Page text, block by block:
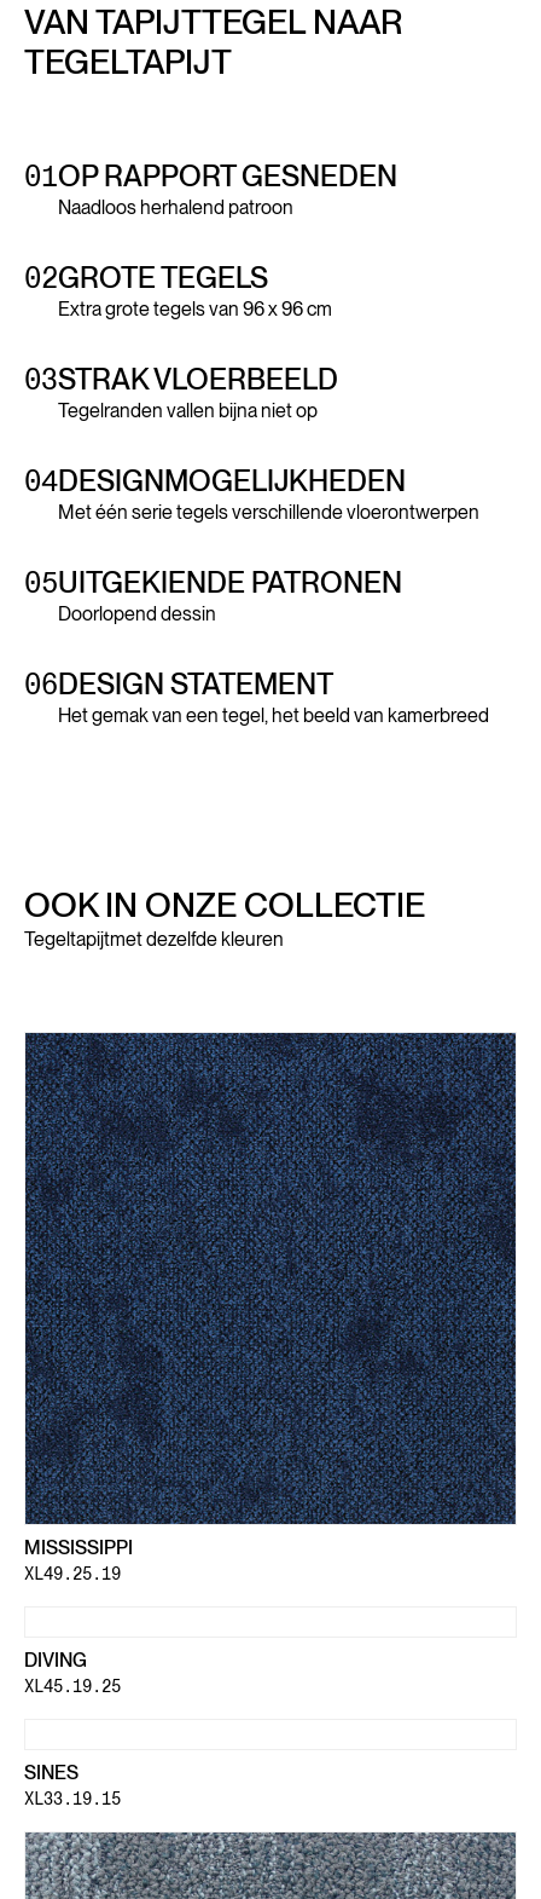
VAN TAPIJTTEGEL NAAR
TEGELTAPIJT
01OP RAPPORT GESNEDEN
Naadloos herhalend patroon
02GROTE TEGELS
Extra grote tegels van 96 x 96 cm
03STRAK VLOERBEELD
Tegelranden vallen bijna niet op
04DESIGNMOGELIJKHEDEN
Met één serie tegels verschillende vloerontwerpen
05UITGEKIENDE PATRONEN
Doorlopend dessin
06DESIGN STATEMENT
Het gemak van een tegel, het beeld van kamerbreed
OOK IN ONZE COLLECTIE
Tegeltapijtmet dezelfde kleuren
MISSISSIPPI
XL49.25.19
DIVING
XL45.19.25
SINES
XL33.19.15